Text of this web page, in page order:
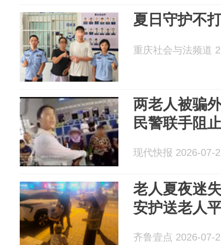
夏日守护不
重庆社会与法频道
两老人被骗
民警联手阻
现代快报 2026-07-
老人夏夜迷
安护送老人
齐鲁壹点 2026-07-